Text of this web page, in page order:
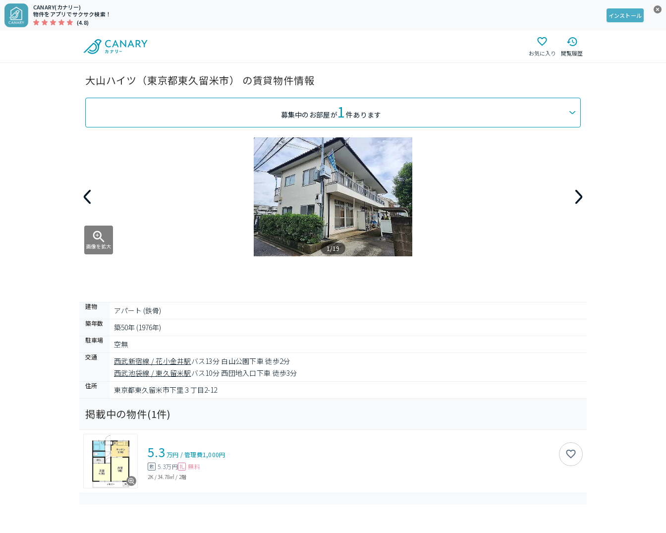
CANARY(カナリー)
物件をアプリでサクサク検索！
(4.8)
インストール
お気に入り 閲覧履歴
大山ハイツ（東京都東久留米市） の賃貸物件情報
募集中のお部屋が1 件あります
画像を拡大 1/19
建物 アパート (鉄骨)
築年数 築50年 (1976年)
駐車場 空無
交通 西武新宿線 / 花小金井駅バス13分 白山公園下車 徒歩2分
西武池袋線 / 東久留米駅バス10分 西団地入口下車 徒歩3分
住所 東京都東久留米市下里３丁目2-12
掲載中の物件(1件)
5.3 万円 /管理費1,000円
敷 5.3万円 礼 無料
2K /34.78㎡ / 2階